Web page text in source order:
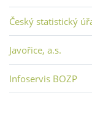
Český statistický
Javořice, a.s.
Infoservis BOZP